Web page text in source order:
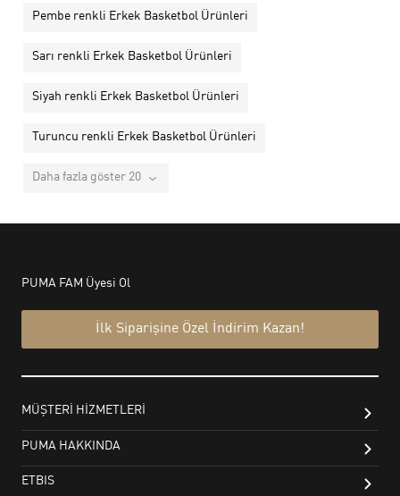
Pembe renkli Erkek Basketbol Ürünleri
Sarı renkli Erkek Basketbol Ürünleri
Siyah renkli Erkek Basketbol Ürünleri
Turuncu renkli Erkek Basketbol Ürünleri
Daha fazla göster 20